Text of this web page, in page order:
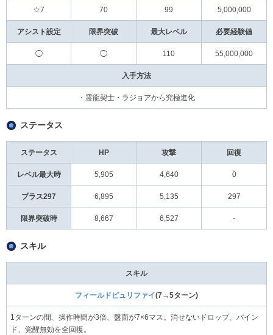
☆7 70 99 5,000,000
アシスト設定 限界突破 最大レベル 必要経験値
◯ ◯ 110 55,000,000
入手方法
・霊龍契士・ラジョアから究極進化
ステータス
ステータス HP 攻撃 回復
レベル最大時 5,905 4,640 0
プラス297 6,895 5,135 297
限界突破時 8,667 6,527 -
スキル
スキル
フィールドピュリファイ(7→5ターン)
1ターンの間、操作時間が3倍、盤面が7×6マス。消せないドロップ、バイン
ド、覚醒無効を全回復。